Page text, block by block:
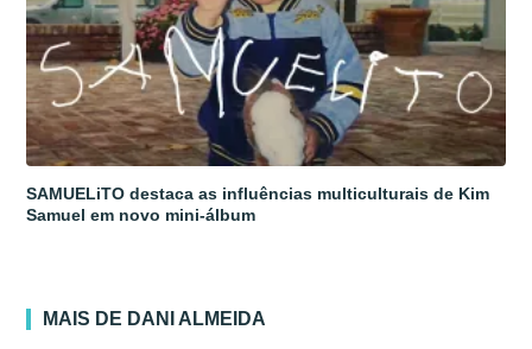
SAMUELiTO destaca as influências multiculturais de Kim
Samuel em novo mini-álbum
MAIS DE DANI ALMEIDA